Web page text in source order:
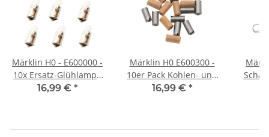
Märklin H0 - E600000 -
10x Ersatz-Glühlampe
weiß Steckbirne 19 V
16,99 € *
Märklin H0 E600300 -
10er Pack Kohlen- und
Bürstenpaar Kohle +
16,99 € *